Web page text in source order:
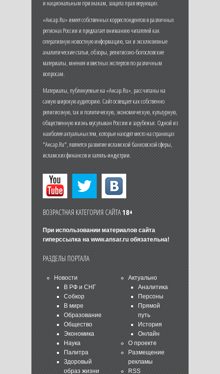
и национальным признакам, защита прав верующих.
«Ансар.Ru» имеет собственных корреспондентов в различных
регионах России и предлагает вниманию читателей как
оперативную новостную информацию, так и эксклюзивные
аналитические статьи, обзоры, религиозно-богословские
материалы, мнения известных экспертов по различным
вопросам.
Материалы, публикуемые на «Ансар.Ru», рассчитаны на
самую широкую аудиторию. Сайт освещает как собственно
религиозную, так и политическую, экономическую, культурную,
общественную жизнь мусульман России и зарубежья. Одной из
наиболее актуальных тем, которые находят место на страницах
"Ансар.Ru", является развитие исламской банковской сферы,
исламских финансов и халяль-индустрии.
ВОЗРАСТНАЯ КАТЕГОРИЯ САЙТА18+
При использовании материалов сайта
гиперссылка на www.ansar.ruобязательна!
РАЗДЕЛЫ ПОРТАЛА
Новости
В РФ и СНГ
Собкор
В мире
Образование
Общество
Экономика
Наука
Палитра
Здоровый
образ жизни
Актуально
Аналитика
Персоны
Прямой
путь
История
Онлайн
О проекте
Размещение
рекламы
RSS